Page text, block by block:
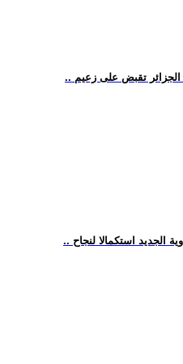
الجزائر تقبض على زعيم
الجديد استكمالا لنجاح